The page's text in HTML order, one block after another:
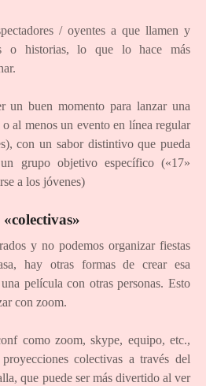
/ oyentes a que llamen y
o historias, lo que lo hace más
un buen momento para lanzar una
al menos un evento en línea regular
con un sabor distintivo que pueda
grupo objetivo específico («17»
a los jóvenes)
y no podemos organizar fiestas
hay otras formas de crear esa
película con otras personas. Esto
con zoom.
como zoom, skype, equipo, etc.,
colectivas a través del
que puede ser más divertido al ver